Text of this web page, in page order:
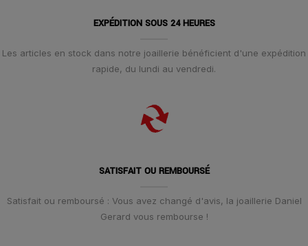
EXPÉDITION SOUS 24 HEURES
Les articles en stock dans notre joaillerie bénéficient d'une expédition
rapide, du lundi au vendredi.
SATISFAIT OU REMBOURSÉ
Satisfait ou remboursé : Vous avez changé d'avis, la joaillerie Daniel
Gerard vous rembourse !